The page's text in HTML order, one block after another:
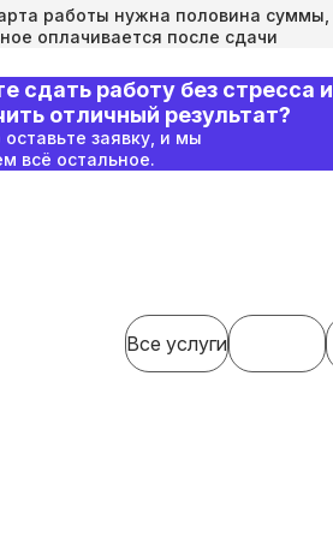
работы нужна половина суммы,
оплачивается после сдачи
сдать работу без стресса и
отличный результат?
оставьте заявку, и мы
всё остальное.
Все услуги